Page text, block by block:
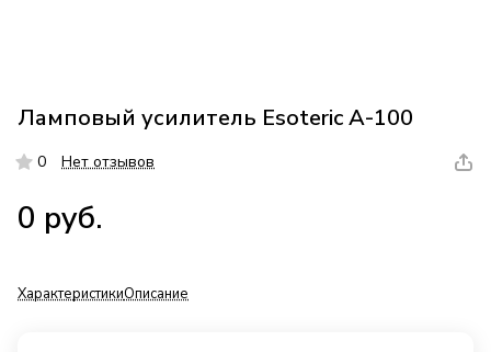
Ламповый усилитель Esoteric A-100
0 Нет отзывов
0 руб.
ХарактеристикиОписание